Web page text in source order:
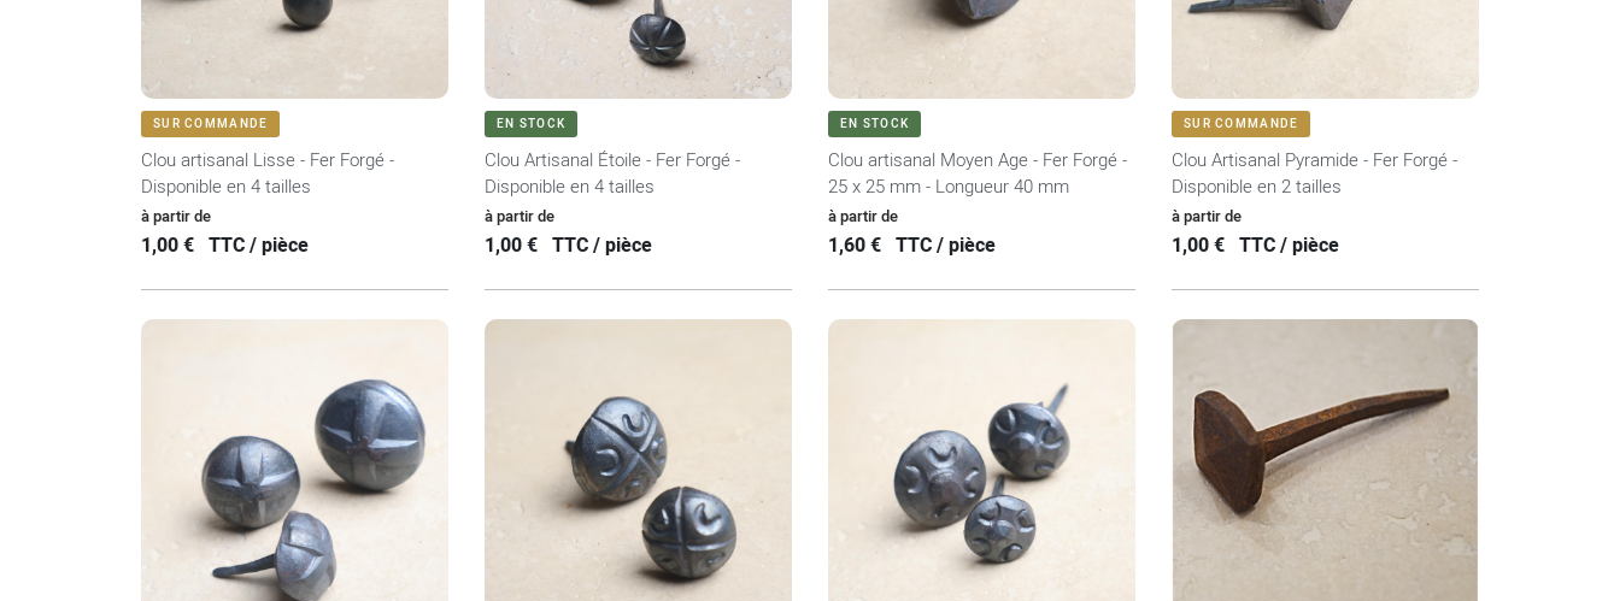
VOIR LE PRODUIT
SUR COMMANDE
Clou artisanal Lisse - Fer Forgé -
Disponible en 4 tailles
à partir de
Prix
1,00 € TTC / pièce
VOIR LE PRODUIT
EN STOCK
Clou Artisanal Étoile - Fer Forgé -
Disponible en 4 tailles
à partir de
Prix
1,00 € TTC / pièce
VOIR LE PRODUIT
EN STOCK
Clou artisanal Moyen Age - Fer Forgé -
25 x 25 mm - Longueur 40 mm
à partir de
Prix
1,60 € TTC / pièce
VOIR LE PRODUIT
SUR COMMANDE
Clou Artisanal Pyramide - Fer Forgé -
Disponible en 2 tailles
à partir de
Prix
1,00 € TTC / pièce